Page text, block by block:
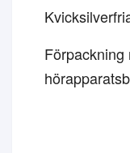
Förpackning